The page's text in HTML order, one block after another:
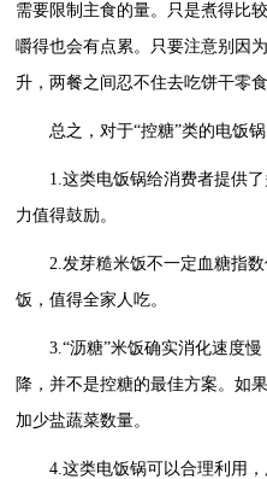
需要限制主食的量。只是煮得比
嚼得也会有点累。只要注意别因
升，两餐之间忍不住去吃饼干零食
总之，对于“控糖”类的电饭
1.这类电饭锅给消费者提供
力值得鼓励。
2.发芽糙米饭不一定血糖指
饭，值得全家人吃。
3.“沥糖”米饭确实消化速度
降，并不是控糖的最佳方案。如
加少盐蔬菜数量。
4.这类电饭锅可以合理利用